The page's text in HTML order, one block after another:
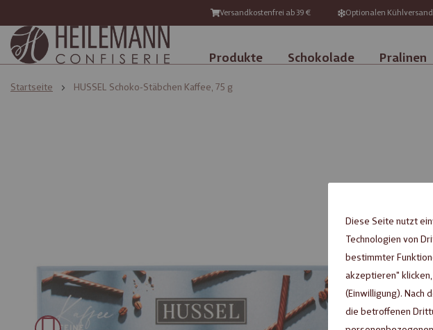
Versandkostenfrei ab 39 € Optionalen Kühlversand
Produkte Schokolade Pralinen
Startseite HUSSEL Schoko-Stäbchen Kaffee, 75 g
Diese Seite nutzt
Technologien von
bestimmter
akzeptieren"
(Einwilligung). Nach
die betroffenen